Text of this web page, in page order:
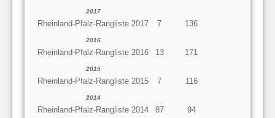
2017
Rheinland-Pfalz-Rangliste 2017 7 136
2016
Rheinland-Pfalz-Rangliste 2016 13 171
2015
Rheinland-Pfalz-Rangliste 2015 7 116
2014
Rheinland-Pfalz-Rangliste 2014 87 94